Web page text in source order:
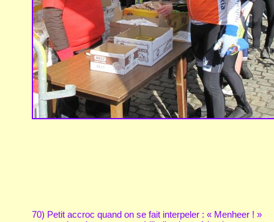
70) Petit accroc quand on se fait interpeler : « Menheer ! »